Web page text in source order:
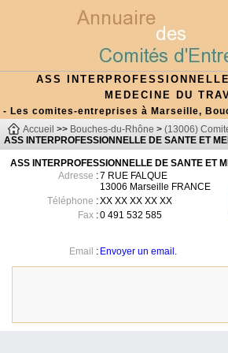
ASS
MEDECINE DU
- Les comites-entreprises à Marseille,
Accueil >> Bouches-du-Rhône > (13006)
ASS INTERPROFESSIONNELLE DE SANTE ET
ASS INTERPROFESSIONNELLE DE SANTE ET
Adresse :7 RUE FALQUE
13006 Marseille FRANCE
Téléphone :XX XX XX XX XX
Fax :0 491 532 585
Email : Envoyer un email.